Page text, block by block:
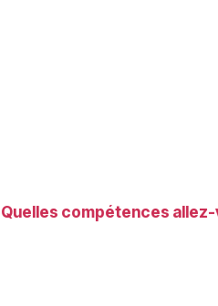
Quelles compétences